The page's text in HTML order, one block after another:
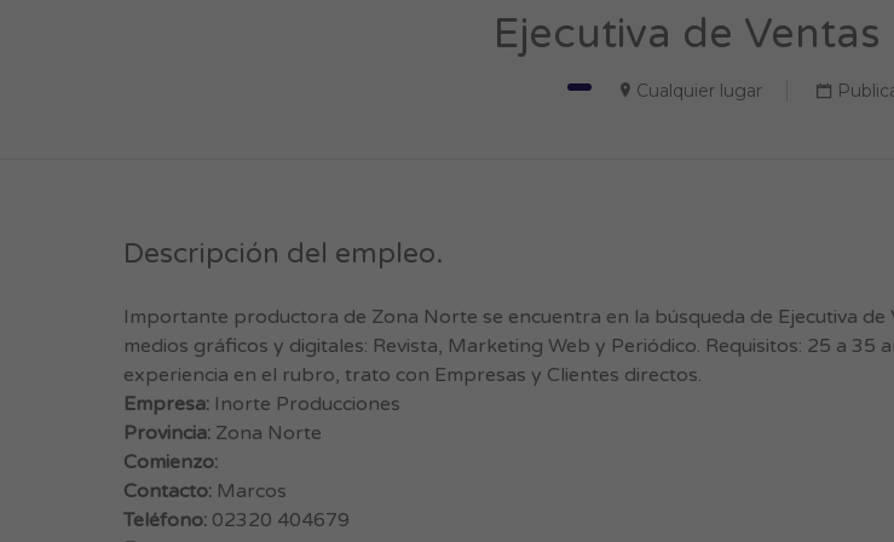
Ejecutiva de
Cualquier lugar
Descripción del empleo.
Importante productora de Zona Norte se encuentra en la búsqueda de Ejecutiva
medios gráficos y digitales: Revista, Marketing Web y Periódico. Requisitos: 25 a 35
experiencia en el rubro, trato con Empresas y Clientes directos.
Empresa: Inorte Producciones
Provincia: Zona Norte
Comienzo:
Contacto: Marcos
Teléfono: 02320 404679